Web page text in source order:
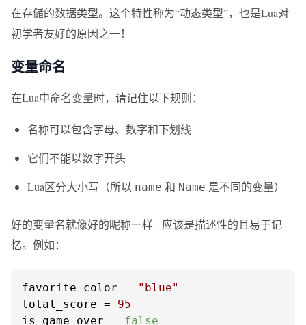
在存储的数据类型。这个特性称为“动态类型”，也是Lua对
初学者友好的原因之一！
变量命名
在Lua中命名变量时，请记住以下规则：
名称可以包含字母、数字和下划线
它们不能以数字开头
Lua区分大小写（所以 name 和 Name 是不同的变量）
好的变量名就像好的昵称一样 - 应该是描述性的且易于记
忆。例如：
favorite_color =
"blue"
total_score = 95
is_game_over = false